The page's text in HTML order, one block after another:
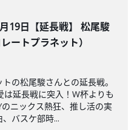
19日【延長戦】 松尾駿
レートプラネット）
の松尾駿さんとの延長戦。
延長戦に突入！W杯よりも
ニックス熱狂、推し活の実
バスケ部時...